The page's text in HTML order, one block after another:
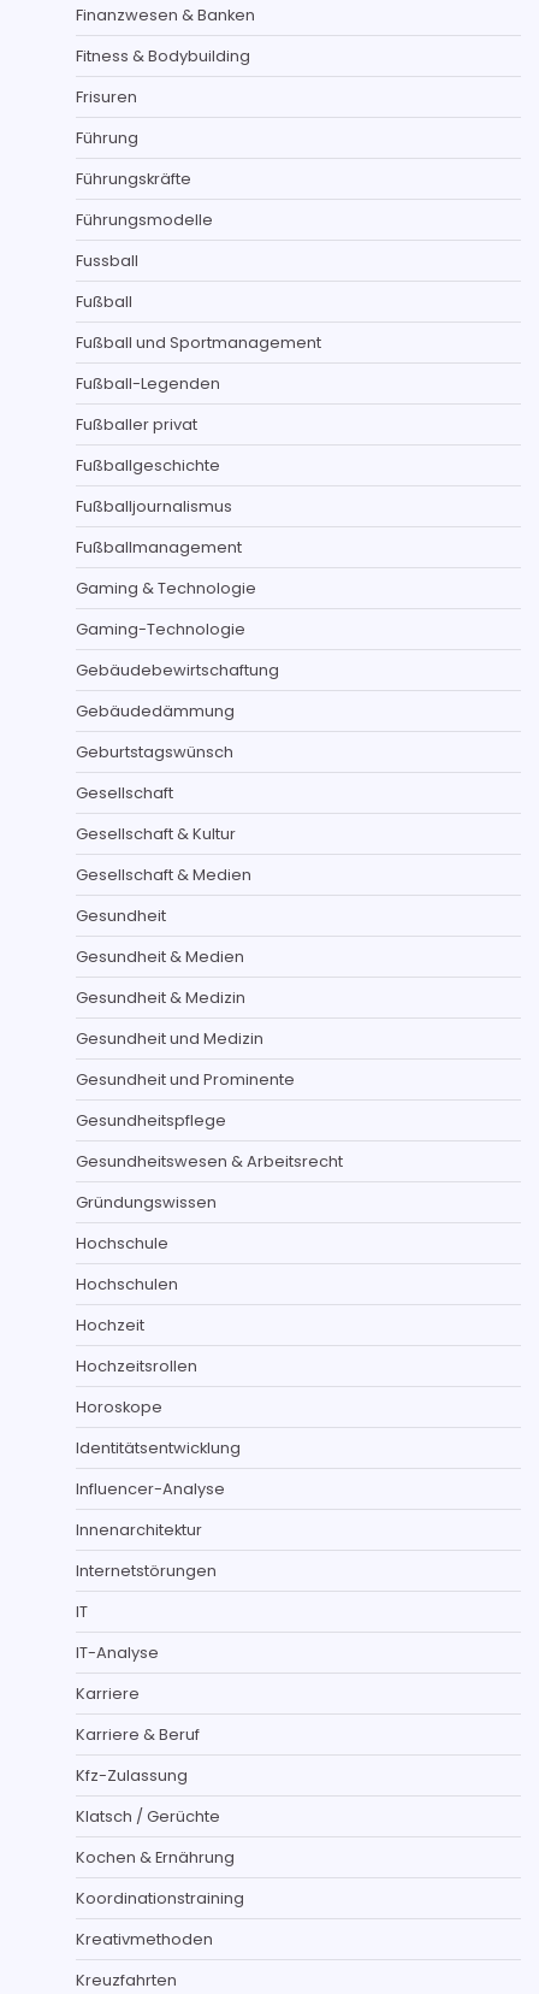
Finanzwesen & Banken
Fitness & Bodybuilding
Frisuren
Führung
Führungskräfte
Führungsmodelle
Fussball
Fußball
Fußball und Sportmanagement
Fußball-Legenden
Fußballer privat
Fußballgeschichte
Fußballjournalismus
Fußballmanagement
Gaming & Technologie
Gaming-Technologie
Gebäudebewirtschaftung
Gebäudedämmung
Geburtstagswünsch
Gesellschaft
Gesellschaft & Kultur
Gesellschaft & Medien
Gesundheit
Gesundheit & Medien
Gesundheit & Medizin
Gesundheit und Medizin
Gesundheit und Prominente
Gesundheitspflege
Gesundheitswesen & Arbeitsrecht
Gründungswissen
Hochschule
Hochschulen
Hochzeit
Hochzeitsrollen
Horoskope
Identitätsentwicklung
Influencer-Analyse
Innenarchitektur
Internetstörungen
IT
IT-Analyse
Karriere
Karriere & Beruf
Kfz-Zulassung
Klatsch / Gerüchte
Kochen & Ernährung
Koordinationstraining
Kreativmethoden
Kreuzfahrten